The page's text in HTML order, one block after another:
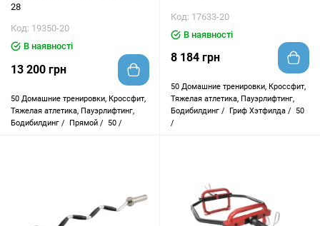
28
Код: 19350-20
В наявності
13 200 грн
50 Домашние тренировки, Кроссфит,
Тяжелая атлетика, Пауэрлифтинг,
Бодибилдинг /
Прямой / 50 /
Код: 17633-20
В наявності
8 184 грн
50 Домашние тренировки, Кроссфит,
Тяжелая атлетика, Пауэрлифтинг,
Бодибилдинг /
Гриф Хэтфилда /
50
/